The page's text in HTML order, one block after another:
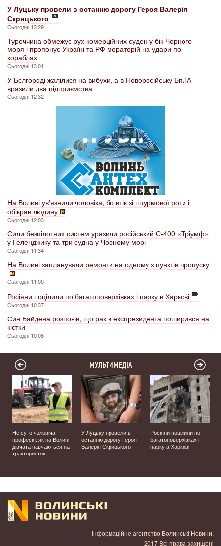
У Луцьку провели в останню дорогу Героя Валерія
Скрицького
Сьогодні 13:29
Туреччина обмежує рух комерційних суден у бік Чорного
моря і пропонує Україні та РФ мораторій на удари по
кораблях
Сьогодні 13:01
У Бєлгороді жалілися на вибухи, а в Новоросійську БпЛА
вразили два підприємства
Сьогодні 12:32
На Волині ув'язнили чоловіка, бо втік зі штурмової роти і
обікрав людину
Сьогодні 12:03
Сили безпілотних систем уразили російський С-400 «Тріумф»
у Геленджику та три судна у Чорному морі
Сьогодні 11:34
На Волині запланували ремонти на одному з пунктів пропуску
Сьогодні 11:05
Росіяни поцілили по багатоповерхівках і парку в Харкові
Сьогодні 10:37
Син Байдена розповів, що рак в експрезидента поширився на
кістки
Сьогодні 10:08
МУЛЬТИМЕДІА
Не суто чоловіча
професія: як на Волині
дівчата навчаються на
трактористок
У Луцьку провели в
останню дорогу Героя
Валерія Скрицького
Росіяни поцілили по
багатоповерхівках і
парку в Харкові
Інформаційне агентство Волинські Новини.
2017 Всі права захищені